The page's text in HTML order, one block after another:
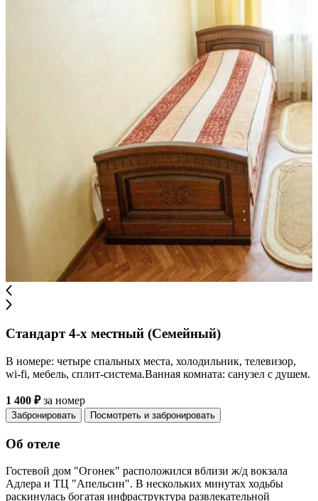
Стандарт 4-х местный (Семейный)
В номере: четыре спальных места, холодильник, телевизор,
wi-fi, мебель, сплит-система.Ванная комната: санузел с душем.
1 400 ₽за номер
Забронировать Посмотреть и забронировать
Об отеле
Гостевой дом "Огонек" расположился вблизи ж/д вокзала
Адлера и ТЦ "Апельсин". В нескольких минутах ходьбы
раскинулась богатая инфраструктура развлекательной